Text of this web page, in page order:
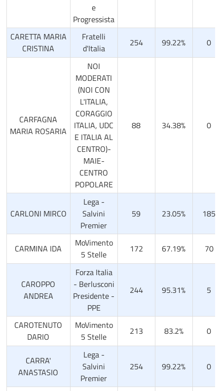
e
Progressista
CARETTA MARIA
CRISTINA
Fratelli
d'Italia
254 99.22% 0
CARFAGNA
MARIA ROSARIA
NOI
MODERATI
(NOI CON
L'ITALIA,
CORAGGIO
ITALIA, UDC
E ITALIA AL
CENTRO)-
MAIE-
CENTRO
POPOLARE
88 34.38% 0
CARLONI MIRCO
Lega -
Salvini
Premier
59 23.05% 185
CARMINA IDA
MoVimento
5 Stelle
172 67.19% 70
CAROPPO
ANDREA
Forza Italia
- Berlusconi
Presidente -
PPE
244 95.31% 5
CAROTENUTO
DARIO
MoVimento
5 Stelle
213 83.2% 0
CARRA'
ANASTASIO
Lega -
Salvini
Premier
254 99.22% 0